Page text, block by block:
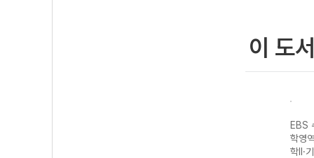
이 도
EBS
학영
학II·